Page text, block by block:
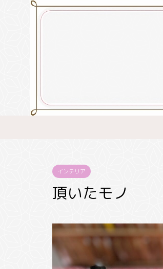
インテリア
頂いたモノ